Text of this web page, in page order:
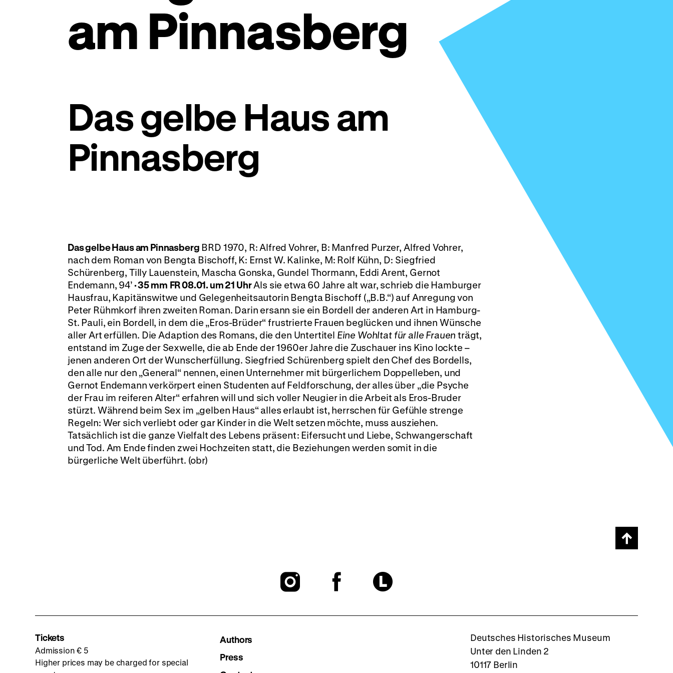
am Pinnasberg
Das gelbe Haus am
Pinnasberg
Das gelbe Haus am Pinnasberg BRD 1970, R: Alfred Vohrer, B: Manfred Purzer, Alfred Vohrer,
nach dem Roman von Bengta Bischoff, K: Ernst W. Kalinke, M: Rolf Kühn, D: Siegfried
Schürenberg, Tilly Lauenstein, Mascha Gonska, Gundel Thormann, Eddi Arent, Gernot
Endemann, 94’·35 mm FR 08.01. um 21 UhrAls sie etwa 60 Jahre alt war, schrieb die Hamburger
Hausfrau, Kapitänswitwe und Gelegenheitsautorin Bengta Bischoff („B.B.“) auf Anregung von
Peter Rühmkorf ihren zweiten Roman. Darin ersann sie ein Bordell der anderen Art in Hamburg-
St. Pauli, ein Bordell, in dem die „Eros-Brüder“ frustrierte Frauen beglücken und ihnen Wünsche
aller Art erfüllen. Die Adaption des Romans, die den Untertitel Eine Wohltat für alle Frauen trägt,
entstand im Zuge der Sexwelle, die ab Ende der 1960er Jahre die Zuschauer ins Kino lockte –
jenen anderen Ort der Wunscherfüllung. Siegfried Schürenberg spielt den Chef des Bordells,
den alle nur den „General“ nennen, einen Unternehmer mit bürgerlichem Doppelleben, und
Gernot Endemann verkörpert einen Studenten auf Feldforschung, der alles über „die Psyche
der Frau im reiferen Alter“ erfahren will und sich voller Neugier in die Arbeit als Eros-Bruder
stürzt. Während beim Sex im „gelben Haus“ alles erlaubt ist, herrschen für Gefühle strenge
Regeln: Wer sich verliebt oder gar Kinder in die Welt setzen möchte, muss ausziehen.
Tatsächlich ist die ganze Vielfalt des Lebens präsent: Eifersucht und Liebe, Schwangerschaft
und Tod. Am Ende finden zwei Hochzeiten statt, die Beziehungen werden somit in die
bürgerliche Welt überführt. (obr)
Scroll
page
To
To
To
Letterboxd
Tickets
Admission € 5
Higher prices may be charged for special
Authors
Press
Deutsches Historisches Museum
Unter den Linden 2
10117 Berlin